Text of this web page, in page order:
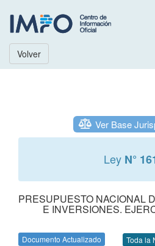
Volver
Ver Base
Ley N°
PRESUPUESTO NACIONAL
E INVERSIONES.
Documento Actualizado Toda la